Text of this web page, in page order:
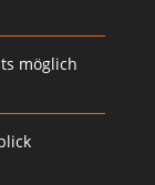
möglich